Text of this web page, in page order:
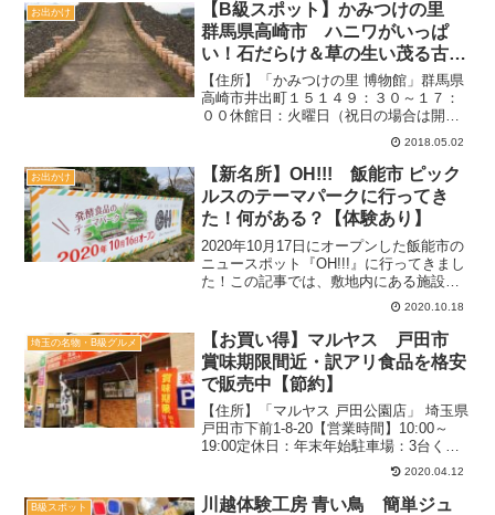
過ごしやすい混み具合関...
お出かけ
【B級スポット】かみつけの里
群馬県高崎市 ハニワがいっぱ
い！石だらけ＆草の生い茂る古墳
がすごかった
【住所】「かみつけの里 博物館」群馬県
高崎市井出町１５１４９：３０～１７：
００休館日：火曜日（祝日の場合は開
館）＊臨時休館の場合もあるので要確認
駐車場：あり予算：入館する場合は２０
０円２０１８．４月（平日）：１４時過
ぎ空いている復元度は相当...
2018.05.02
お出かけ
【新名所】OH!!! 飯能市 ピック
ルスのテーマパークに行ってき
た！何がある？【体験あり】
2020年10月17日にオープンした飯能市の
ニュースポット『OH!!!』に行ってきまし
た！この記事では、敷地内にある施設の
紹介と駐車場情報を紹介しますね。駐車
場は複数用意【住所】埼玉県飯能市飯能
1333パーキングは施設目の前と道を挟ん
だ公園...
2020.10.18
埼玉の名物・B級グルメ
【お買い得】マルヤス 戸田市
賞味期限間近・訳アリ食品を格安
で販売中【節約】
【住所】「マルヤス 戸田公園店」 埼玉県
戸田市下前1-8-20【営業時間】10:00～
19:00定休日：年末年始駐車場：3台くら
い（お店の裏）2018.8月（平日）：お客
さんは5～6人【追記】2019.8月20日上尾
に店舗移転のため閉店しま...
2020.04.12
B級スポット
川越体験工房 青い鳥 簡単ジュ